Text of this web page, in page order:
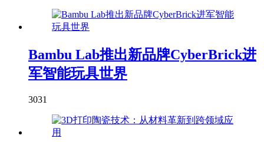
Bambu Lab推出新品牌CyberBrick进
军智能玩具世界
3031